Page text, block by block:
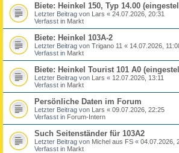
Biete: Heinkel 150, Typ 14.00
Letzter Beitrag von Lars « 24.07.2026, 20:31
Verfasst in Markt
Biete: Heinkel 103A-2
Letzter Beitrag von Trigano 11 « 14.07.2026,
Verfasst in Markt
Biete: Heinkel Tourist 101 A0
Letzter Beitrag von Lars « 12.07.2026, 13:11
Verfasst in Markt
Persönliche Daten im Forum
Letzter Beitrag von Lars « 09.07.2026, 22:25
Verfasst in Forum-Intern
Such Seitenständer für 103A2
Letzter Beitrag von Michel aus FS « 04.07.2026,
Verfasst in Markt